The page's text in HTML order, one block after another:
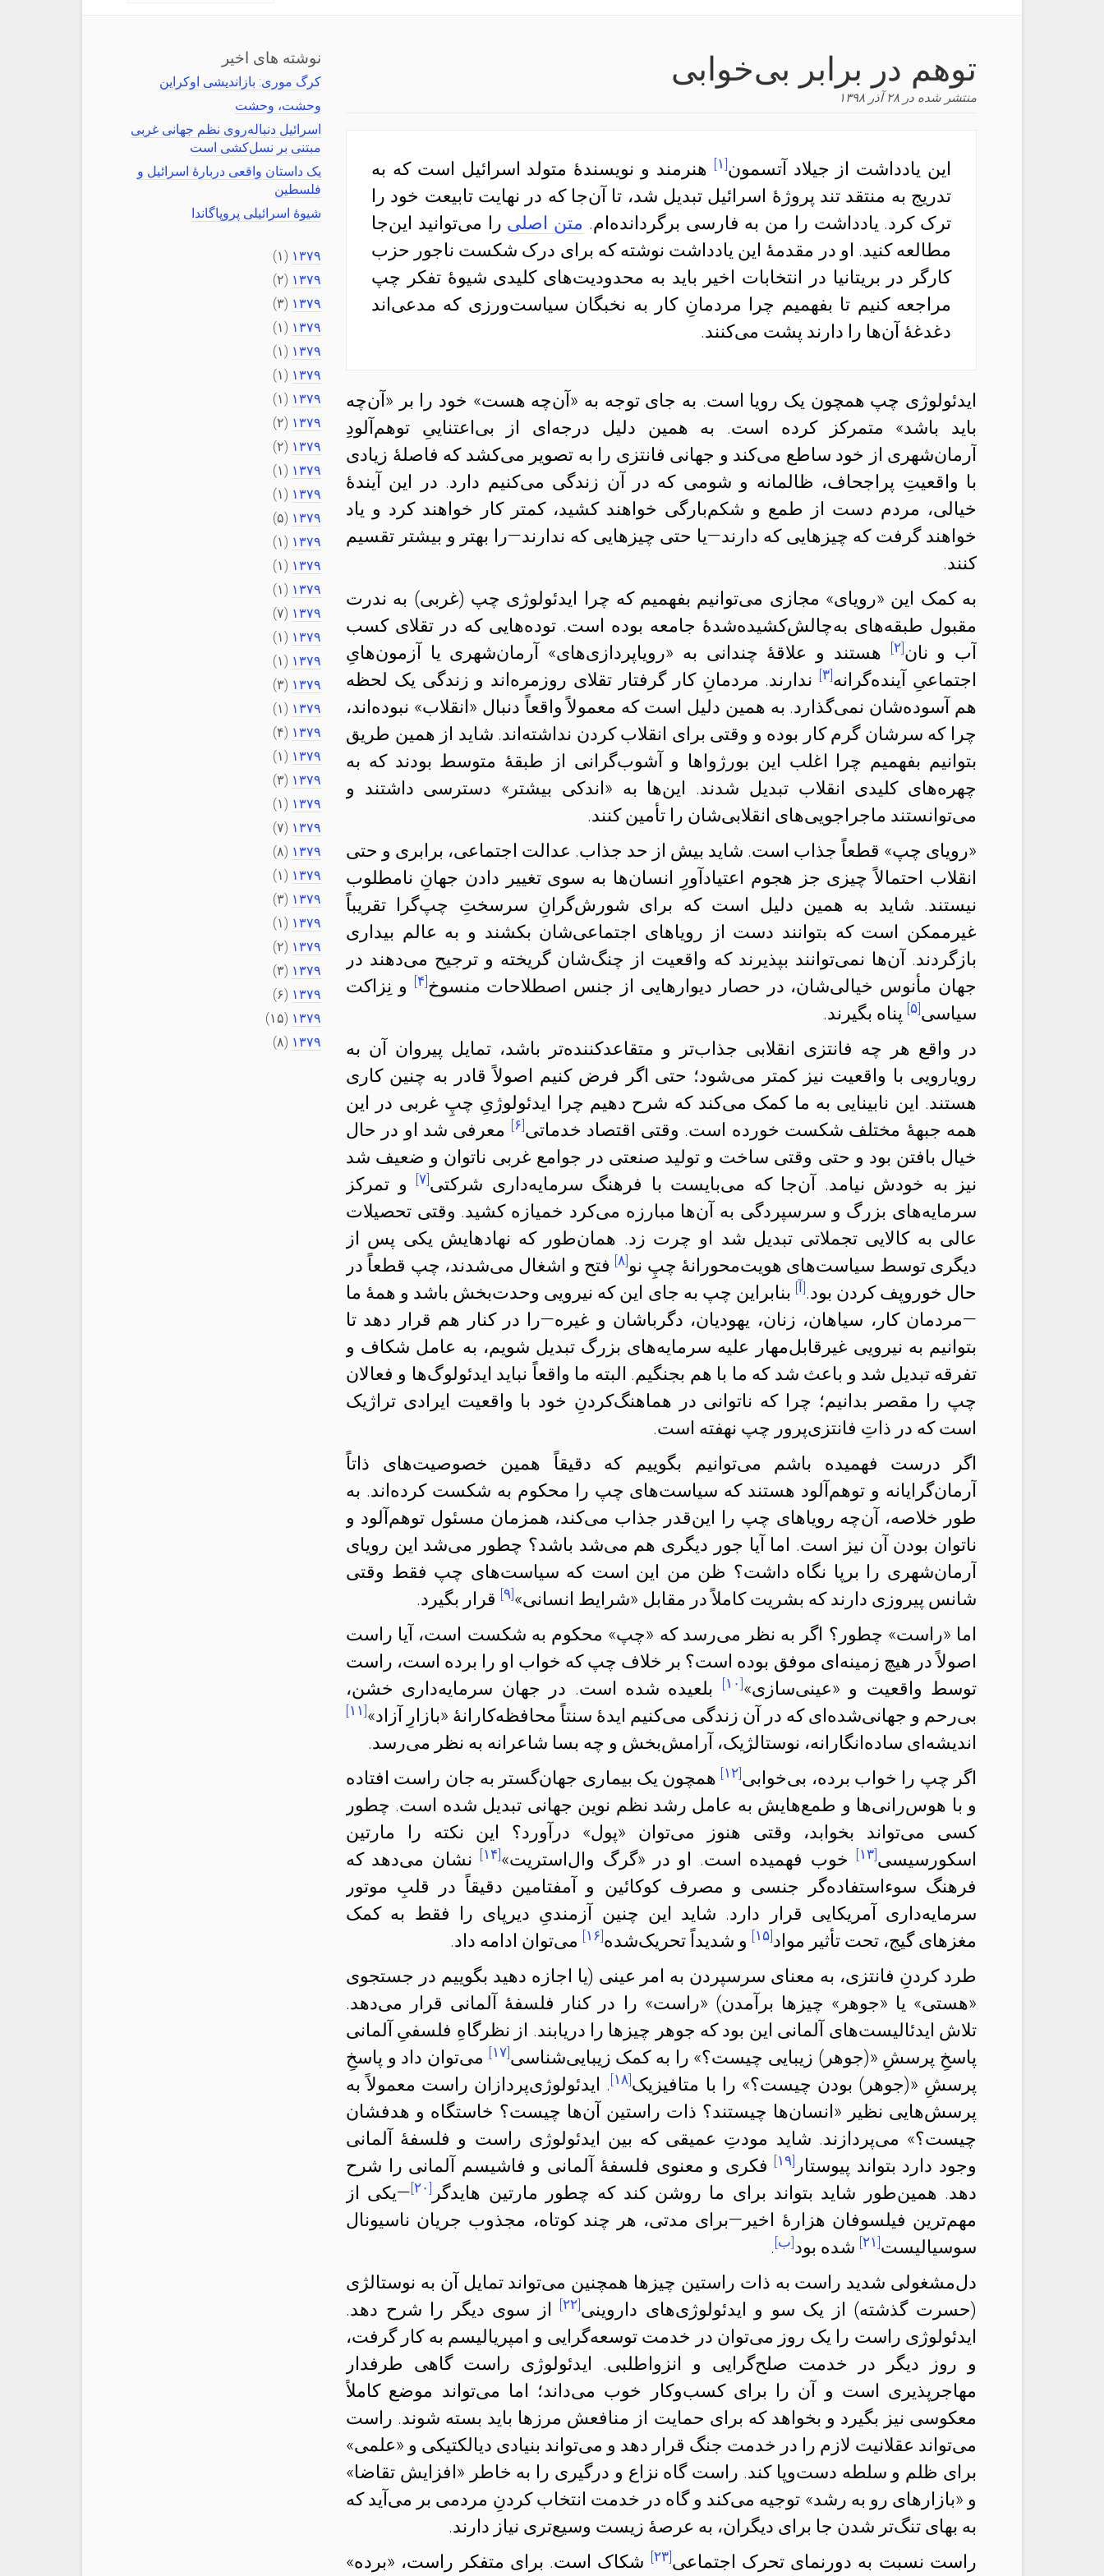
توهم در برابر بی‌خوابی
منتشر شده در ۲۸ آذر ۱۳۹۸
این یادداشت از جیلاد آتسمون[۱] هنرمند و نویسندهٔ متولد اسرائیل است که به
تدریج به منتقد تند پروژهٔ اسرائیل تبدیل شد، تا آن‌جا که در نهایت تابیعت خود را
ترک کرد. یادداشت را من به فارسی برگردانده‌ام. متن اصلی را می‌توانید این‌جا
مطالعه کنید. او در مقدمهٔ این یادداشت نوشته که برای درک شکست ناجور حزب
کارگر در بریتانیا در انتخابات اخیر باید به محدودیت‌های کلیدی شیوهٔ تفکر چپ
مراجعه کنیم تا بفهمیم چرا مردمانِ کار به نخبگان سیاست‌ورزی که مدعی‌اند
دغدغهٔ آن‌ها را دارند پشت می‌کنند.
ایدئولوژی چپ همچون یک رویا است. به جای توجه به «آن‌چه هست» خود را بر «آن‌چه
باید باشد» متمرکز کرده است. به همین دلیل درجه‌ای از بی‌اعتناییِ توهم‌آلودِ
آرمان‌شهری از خود ساطع می‌کند و جهانی فانتزی را به تصویر می‌‌کشد که فاصلهٔ زیادی
با واقعیتِ پراجحاف، ظالمانه و شومی که در آن زندگی می‌کنیم دارد. در این آیندهٔ
خیالی، مردم دست از طمع و شکم‌بارگی خواهند کشید، کمتر کار خواهند کرد و یاد
خواهند گرفت که چیزهایی که دارند—یا حتی چیزهایی که ندارند—را بهتر و بیشتر تقسیم
کنند.
به کمک این «رویای» مجازی می‌توانیم بفهمیم که چرا ایدئولوژی چپ (غربی) به ندرت
مقبول طبقه‌های به‌چالش‌کشیده‌شدهٔ جامعه بوده است. توده‌هایی که در تقلای کسب
آب و نان[۲]
هستند و علاقهٔ چندانی به «رویاپردازی‌های» آرمان‌شهری یا آزمون‌هایِ
اجتماعیِ آینده‌گرانه[۳] ندارند. مردمانِ کار گرفتار تقلای روزمره‌اند و زندگی یک لحظه
هم آسوده‌شان نمی‌گذارد. به همین دلیل است که معمولاً واقعاً دنبال «انقلاب» نبوده‌اند،
چرا که سرشان گرم کار بوده و وقتی برای انقلاب کردن نداشته‌اند. شاید از همین طریق
بتوانیم بفهمیم چرا اغلب این بورژواها و آشوب‌گرانی از طبقهٔ متوسط بودند که به
چهره‌های کلیدی انقلاب تبدیل شدند. این‌ها به «اندکی بیشتر» دسترسی داشتند و
می‌توانستند ماجراجویی‌های انقلابی‌شان را تأمین کنند.
«رویای چپ» قطعاً جذاب است. شاید بیش از حد جذاب. عدالت اجتماعی، برابری و حتی
انقلاب احتمالاً چیزی جز هجوم اعتیادآورِ انسان‌ها به سوی تغییر دادن جهانِ نامطلوب
نیستند. شاید به همین دلیل است که برای شورش‌گرانِ سرسختِ چپ‌گرا تقریباً
غیرممکن است که بتوانند دست از رویاهای اجتماعی‌شان بکشند و به عالم بیداری
بازگردند. آن‌ها نمی‌توانند بپذیرند که واقعیت از چنگ‌شان گریخته و ترجیح می‌دهند در
جهان مأنوس خیالی‌شان، در حصار دیوارهایی از جنس اصطلاحات منسوخ[۴]
و نِزاکت
سیاسی[۵] پناه بگیرند.
در واقع هر چه فانتزی انقلابی جذاب‌تر و متقاعدکننده‌تر باشد، تمایل پیروان آن به
رویارویی با واقعیت نیز کمتر می‌شود؛ حتی اگر فرض کنیم اصولاً قادر به چنین کاری
هستند. این نابینایی به ما کمک می‌کند که شرح دهیم چرا ایدئولوژیِ چپِ غربی در این
همه جبههٔ مختلف شکست خورده است. وقتی اقتصاد خدماتی[۶] معرفی شد او در حال
خیال بافتن بود و حتی وقتی ساخت و تولید صنعتی در جوامع غربی ناتوان و ضعیف شد
نیز به خودش نیامد. آن‌جا که می‌بایست با فرهنگ سرمایه‌داری شرکتی[۷]
و تمرکز
سرمایه‌‌های بزرگ و سرسپردگی به آن‌ها مبارزه می‌کرد خمیازه کشید. وقتی تحصیلات
عالی به کالایی تجملاتی تبدیل شد او چرت زد. همان‌طور که نهادهایش یکی پس از
دیگری توسط سیاست‌های هویت‌محورانهٔ چپِ نو[۸] فتح و اشغال می‌شدند، چپ قطعاً در
حال خور‌و‌پف کردن بود.[آ] بنابراین چپ به جای این‌ که نیرویی وحدت‌بخش باشد و همهٔ ما
—مردمان کار، سیاهان، زنان، یهودیان، دگرباشان و غیره—را در کنار هم قرار دهد تا
بتوانیم به نیرویی غیرقابل‌مهار علیه سرمایه‌های بزرگ تبدیل شویم، به عامل شکاف و
تفرقه تبدیل شد و باعث شد که ما با هم بجنگیم. البته ما واقعاً نباید ایدئولوگ‌ها و فعالان
چپ را مقصر بدانیم؛ چرا که ناتوانی در هماهنگ‌کردنِ خود با واقعیت ایرادی تراژیک
است که در ذاتِ فانتزی‌پرور چپ نهفته است.
اگر درست فهمیده باشم می‌توانیم بگوییم که دقیقاً همین خصوصیت‌های ذاتاً
آرمان‌گرایانه و توهم‌آلود هستند که سیاست‌های چپ را محکوم به شکست کرده‌‌اند. به
طور خلاصه، آن‌چه رویاهای چپ را این‌قدر جذاب می‌کند، همزمان مسئول توهم‌آلود و
ناتوان بودن آن نیز است. اما آیا جور دیگری هم می‌شد باشد؟ چطور می‌شد این رویای
آرمان‌شهری را برپا نگاه داشت؟ ظن من این است که سیاست‌های چپ فقط وقتی
شانس پیروزی دارند که بشریت کاملاً در مقابل «شرایط انسانی»[۹] قرار بگیرد.
اما «راست» چطور؟ اگر به نظر می‌رسد که «چپ» محکوم به شکست است، آیا راست
اصولاً در هیچ زمینه‌ای موفق بوده است؟ بر خلاف چپ که خواب‌‌ او را برده است، راست
توسط واقعیت و «عینی‌سازی»[۱۰]
بلعیده شده است. در جهان سرمایه‌داری خشن،
بی‌رحم و جهانی‌شده‌ای که در آن زندگی می‌کنیم ایدهٔ سنتاً محافظه‌کارانهٔ «بازارِ آزاد»[۱۱]
اندیشه‌ای ساده‌انگارانه، نوستالژیک، آرامش‌بخش و چه بسا شاعرانه به نظر می‌رسد.
اگر چپ را خواب برده، بی‌خوابی[۱۲] همچون یک بیماری جهان‌گستر به جان راست افتاده
و با هوس‌رانی‌ها و طمع‌هایش به عامل رشد نظم نوین جهانی تبدیل شده است. چطور
کسی می‌تواند بخوابد، وقتی هنوز می‌توان «پول» درآورد؟ این نکته را مارتین
اسکورسیسی[۱۳] خوب فهمیده است. او در «گرگ وال‌استریت»[۱۴]
نشان می‌دهد که
فرهنگ سوءاستفاده‌گر جنسی و مصرف کوکائین و آمفتامین دقیقاً در قلبِ موتور
سرمایه‌داری‌ آمریکایی قرار دارد. شاید این چنین آزمندیِ دیرپای را فقط به کمک
مغزهای گیج، تحت تأثیر مواد[۱۵] و شدیداً تحریک‌شده[۱۶] می‌توان ادامه داد.
طرد کردنِ فانتزی، به معنای سرسپردن به امر عینی (یا اجازه دهید بگوییم در جستجوی
«هستی» یا «جوهر» چیزها برآمدن) «راست» را در کنار فلسفهٔ آلمانی قرار می‌دهد.
تلاش ایدئالیست‌های آلمانی این بود که جوهر چیزها را دریابند. از نظرگاهِ فلسفیِ آلمانی
پاسخِ پرسشِ «(جوهر) زیبایی چیست؟» را به کمک زیبایی‌شناسی[۱۷] می‌توان داد و پاسخِ
پرسشِ «(جوهر) بودن چیست؟» را با متافیزیک[۱۸] . ایدئولوژی‌پردازان راست معمولاً به
پرسش‌هایی نظیر «انسان‌ها چیستند؟ ذات راستین آن‌ها چیست؟ خاستگاه و هدفشان
چیست؟» می‌پردازند. شاید مودتِ عمیقی که بین ایدئولوژی راست و فلسفهٔ آلمانی
وجود دارد بتواند پیوستار [۱۹] فکری و معنوی فلسفهٔ آلمانی و فاشیسم آلمانی را شرح
دهد. همین‌طور شاید بتواند برای ما روشن کند که چطور مارتین هایدگر [۲۰]—یکی از
مهم‌ترین فیلسوفان هزارهٔ اخیر—برای مدتی، هر چند کوتاه، مجذوب جریان ناسیونال
سوسیالیست[۲۱] شده بود[ب] .
دل‌مشغولی شدید راست به ذات راستین چیزها همچنین می‌تواند تمایل آن به نوستالژی
(حسرت گذشته) از یک سو و ایدئولوژی‌های داروینی[۲۲]
از سوی دیگر را شرح دهد.
ایدئولوژی راست را یک روز می‌توان در خدمت توسعه‌گرایی و امپریالیسم به کار گرفت،
و روز دیگر در خدمت صلح‌گرایی و انزواطلبی. ایدئولوژی راست گاهی طرفدار
مهاجرپذیری است و آن را برای کسب‌و‌کار خوب می‌داند؛ اما می‌تواند موضع کاملاً
معکوسی نیز بگیرد و بخواهد که برای حمایت از منافعش مرزها باید بسته شوند. راست
می‌تواند عقلانیت لازم را در خدمت جنگ قرار دهد و می‌تواند بنیادی دیالکتیکی و «علمی»
برای ظلم و سلطه دست‌و‌پا کند. راست گاه نزاع و درگیری را به خاطر «افزایش تقاضا»
و «بازارهای رو به رشد» توجیه می‌کند و گاه در خدمت انتخاب کردنِ مردمی بر می‌آید که
به بهای تنگ‌تر شدن جا برای دیگران، به عرصهٔ زیست وسیع‌تری نیاز دارند.
راست نسبت به دورنمای تحرک اجتماعی[۲۳] شکاک است. برای متفکر راست، «برده»
نوشته های اخیر
کرگ موری: بازاندیشی اوکراین
وحشت، وحشت
اسرائیل دنباله‌روی نظم جهانی غربی
مبتنی بر نسل‌کشی است
یک داستان واقعی دربارهٔ اسرائیل و
فلسطین
شیوهٔ اسرائیلی پروپاگاندا
۱۳۷۹ (۱)
۱۳۷۹ (۲)
۱۳۷۹ (۳)
۱۳۷۹ (۱)
۱۳۷۹ (۱)
۱۳۷۹ (۱)
۱۳۷۹ (۱)
۱۳۷۹ (۲)
۱۳۷۹ (۲)
۱۳۷۹ (۱)
۱۳۷۹ (۱)
۱۳۷۹ (۵)
۱۳۷۹ (۱)
۱۳۷۹ (۱)
۱۳۷۹ (۱)
۱۳۷۹ (۷)
۱۳۷۹ (۱)
۱۳۷۹ (۱)
۱۳۷۹ (۳)
۱۳۷۹ (۱)
۱۳۷۹ (۴)
۱۳۷۹ (۱)
۱۳۷۹ (۳)
۱۳۷۹ (۱)
۱۳۷۹ (۷)
۱۳۷۹ (۸)
۱۳۷۹ (۱)
۱۳۷۹ (۳)
۱۳۷۹ (۱)
۱۳۷۹ (۲)
۱۳۷۹ (۳)
۱۳۷۹ (۶)
۱۳۷۹ (۱۵)
۱۳۷۹ (۸)